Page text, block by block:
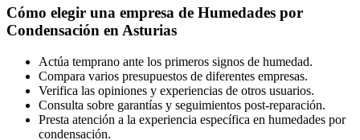
Cómo elegir una empresa de Humedades por
Condensación en Asturias
Actúa temprano ante los primeros signos de humedad.
Compara varios presupuestos de diferentes empresas.
Verifica las opiniones y experiencias de otros usuarios.
Consulta sobre garantías y seguimientos post-reparación.
Presta atención a la experiencia específica en humedades por
condensación.